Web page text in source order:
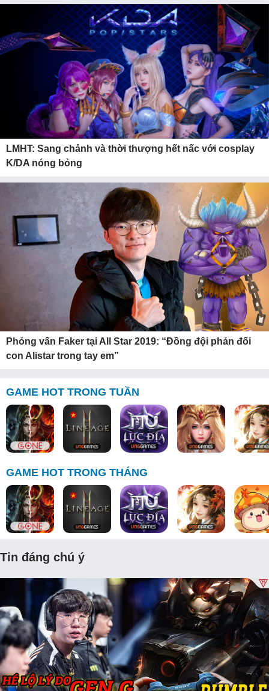
LMHT: Sang chảnh và thời thượng hết nấc với cosplay
K/DA nóng bỏng
Phỏng vấn Faker tại All Star 2019: “Đồng đội phản đối
con Alistar trong tay em”
GAME HOT TRONG TUẦN
GAME HOT TRONG THÁNG
Tin đáng chú ý